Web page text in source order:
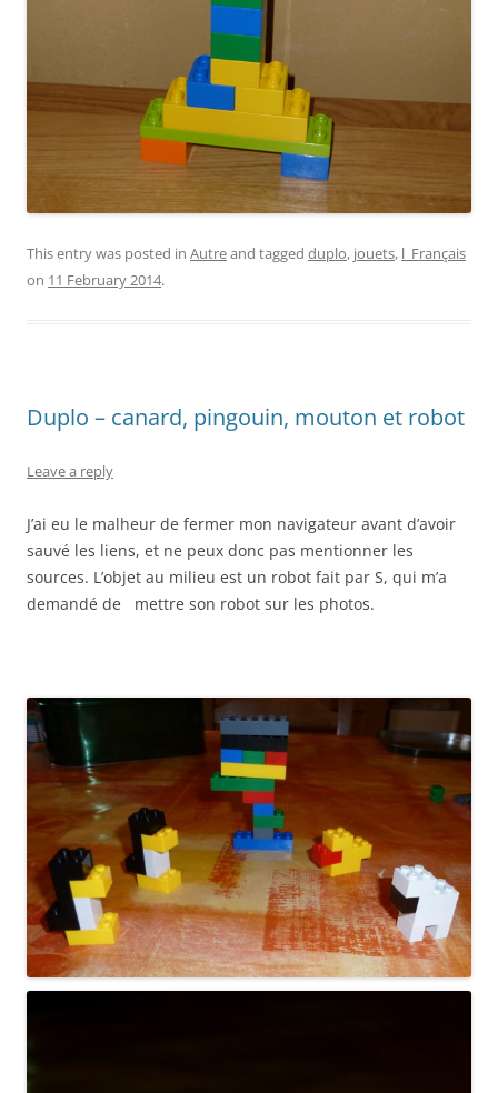
This entry was posted in Autreand tagged duplo, jouets, l_Français
on 11 February 2014.
Duplo – canard, pingouin, mouton et robot
Leave a reply
J’ai eu le malheur de fermer mon navigateur avant d’avoir
sauvé les liens, et ne peux donc pas mentionner les
sources. L’objet au milieu est un robot fait par S, qui m’a
demandé de mettre son robot sur les photos.